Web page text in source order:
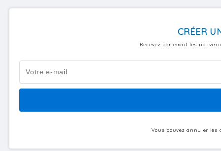
CRÉER
Recevez par email les
Vous pouvez annuler les